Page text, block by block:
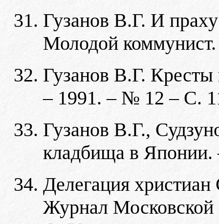
Гузанов В.Г. И
Молодой
Гузанов В.Г.
– 1991. – № 12 – С.
Гузанов В.Г.,
кладбища в Японии.
Делегация
Журнал